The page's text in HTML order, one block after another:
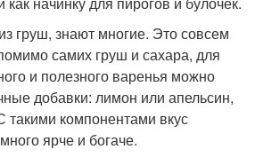
груш, знают многие. Это совсем
самих груш и сахара, для
и полезного варенья можно
добавки: лимон или апельсин,
такими компонентами вкус
ярче и богаче.